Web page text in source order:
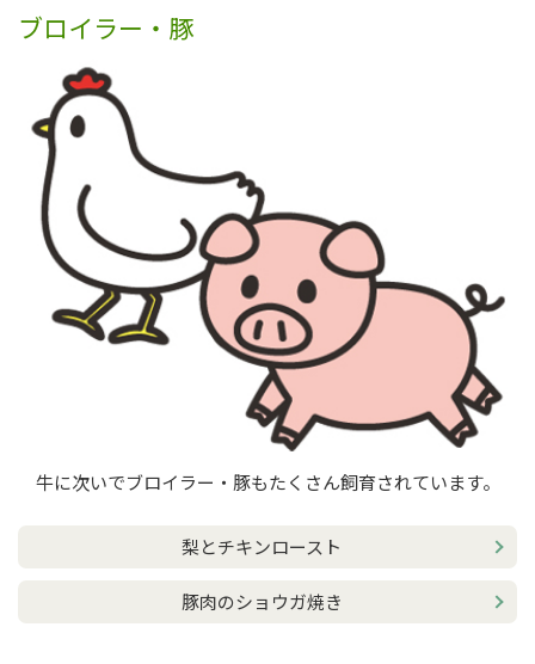
ブロイラー・豚
牛に次いでブロイラー・豚もたくさん飼育されています。
梨とチキンロースト
豚肉のショウガ焼き